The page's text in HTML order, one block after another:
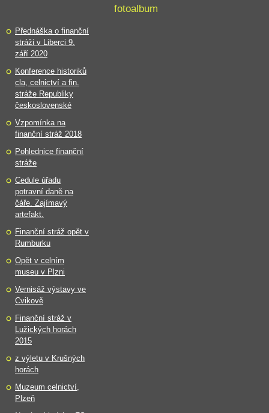
fotoalbum
Přednáška o finanční
stráži v Liberci 9.
září 2020
Konference historiků
cla, celnictví a fin.
stráže Republiky
československé
Vzpomínka na
finanční stráž 2018
Pohlednice finanční
stráže
Cedule úřadu
potravní daně na
čáře. Zajímavý
artefakt.
Finanční stráž opět v
Rumburku
Opět v celním
museu v Plzni
Vernisáž výstavy ve
Cvikově
Finanční stráž v
Lužických horách
2015
z výletu v Krušných
horách
Muzeum celnictví,
Plzeň